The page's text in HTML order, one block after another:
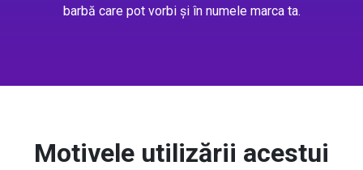
barbă care pot vorbi și în numele marca ta.
Motivele utilizării acestui